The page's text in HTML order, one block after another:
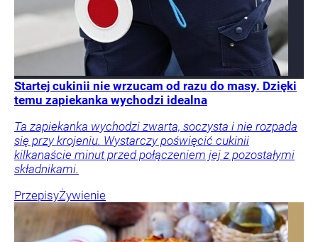
Startej cukinii nie wrzucam od razu do masy. Dzięki
temu zapiekanka wychodzi idealna
Ta zapiekanka wychodzi zwarta, soczysta i nie rozpada
się przy krojeniu. Wystarczy poświęcić cukinii
kilkanaście minut przed połączeniem jej z pozostałymi
składnikami.
PrzepisyŻywienie